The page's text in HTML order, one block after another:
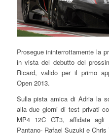
Prosegue ininterrottamente la
in vista del debutto del
Ricard, valido per il primo
Open 2013.
Sulla pista amica di Adria la
alla due giorni di test privati
MP4 12C GT3, affidate agli
Pantano- Rafael Suzuki e